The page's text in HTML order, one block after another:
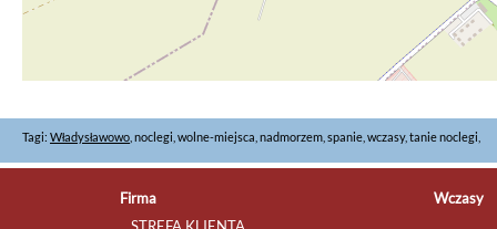
Tagi: Władysławowo , noclegi, wolne-miejsca, nadmorzem, spanie, wczasy, tanie noclegi,
Firma
Wczasy